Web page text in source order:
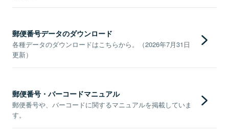
郵便番号データのダウンロード
各種データのダウンロードはこちらから。（2026年7月31日
更新）
郵便番号・バーコードマニュアル
郵便番号や、バーコードに関するマニュアルを掲載していま
す。